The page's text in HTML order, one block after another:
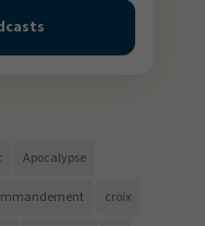
Apocalypse
croix